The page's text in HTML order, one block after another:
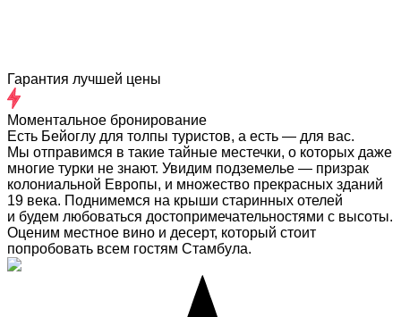
Гарантия лучшей цены
Моментальное бронирование
Есть Бейоглу для толпы туристов, а есть — для вас.
Мы отправимся в такие тайные местечки, о которых даже
многие турки не знают. Увидим подземелье — призрак
колониальной Европы, и множество прекрасных зданий
19 века. Поднимемся на крыши старинных отелей
и будем любоваться достопримечательностями с высоты.
Оценим местное вино и десерт, который стоит
попробовать всем гостям Стамбула.